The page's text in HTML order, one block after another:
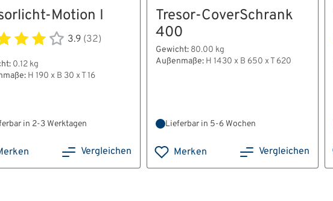
Motion I
3.9 (32)
0.12 kg
H 190 x B 30 x T 16
in 2-3 Werktagen
Vergleichen
Tresor-CoverSchrank
400
Gewicht: 80.00 kg
Außenmaße: H 1430 x B 650 x T 620
Lieferbar in 5-6 Wochen
Merken Vergleichen